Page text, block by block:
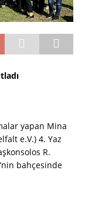
yapan Mina
e.V.) 4. Yaz
R.
bahçesinde